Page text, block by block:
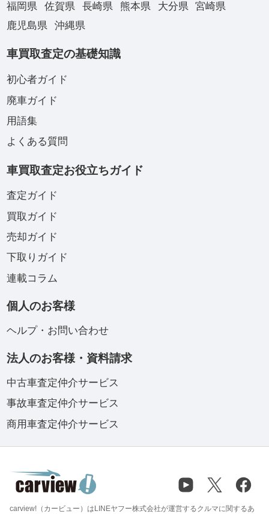
福岡県
佐賀県 長崎県 熊本県 大分県
宮崎県
鹿児島県
沖縄県
車買取査定の基礎知識
初心者ガイド
廃車ガイド
用語集
よくある質問
車買取査定お役立ちガイド
査定ガイド
買取ガイド
売却ガイド
下取りガイド
連載コラム
個人のお客様
ヘルプ・お問い合わせ
法人のお客様・資料請求
中古車査定仲介サービス
事故車査定仲介サービス
商用車査定仲介サービス
carview!（カービュー）はLINEヤフー株式会社が運営するクルマに関するあ